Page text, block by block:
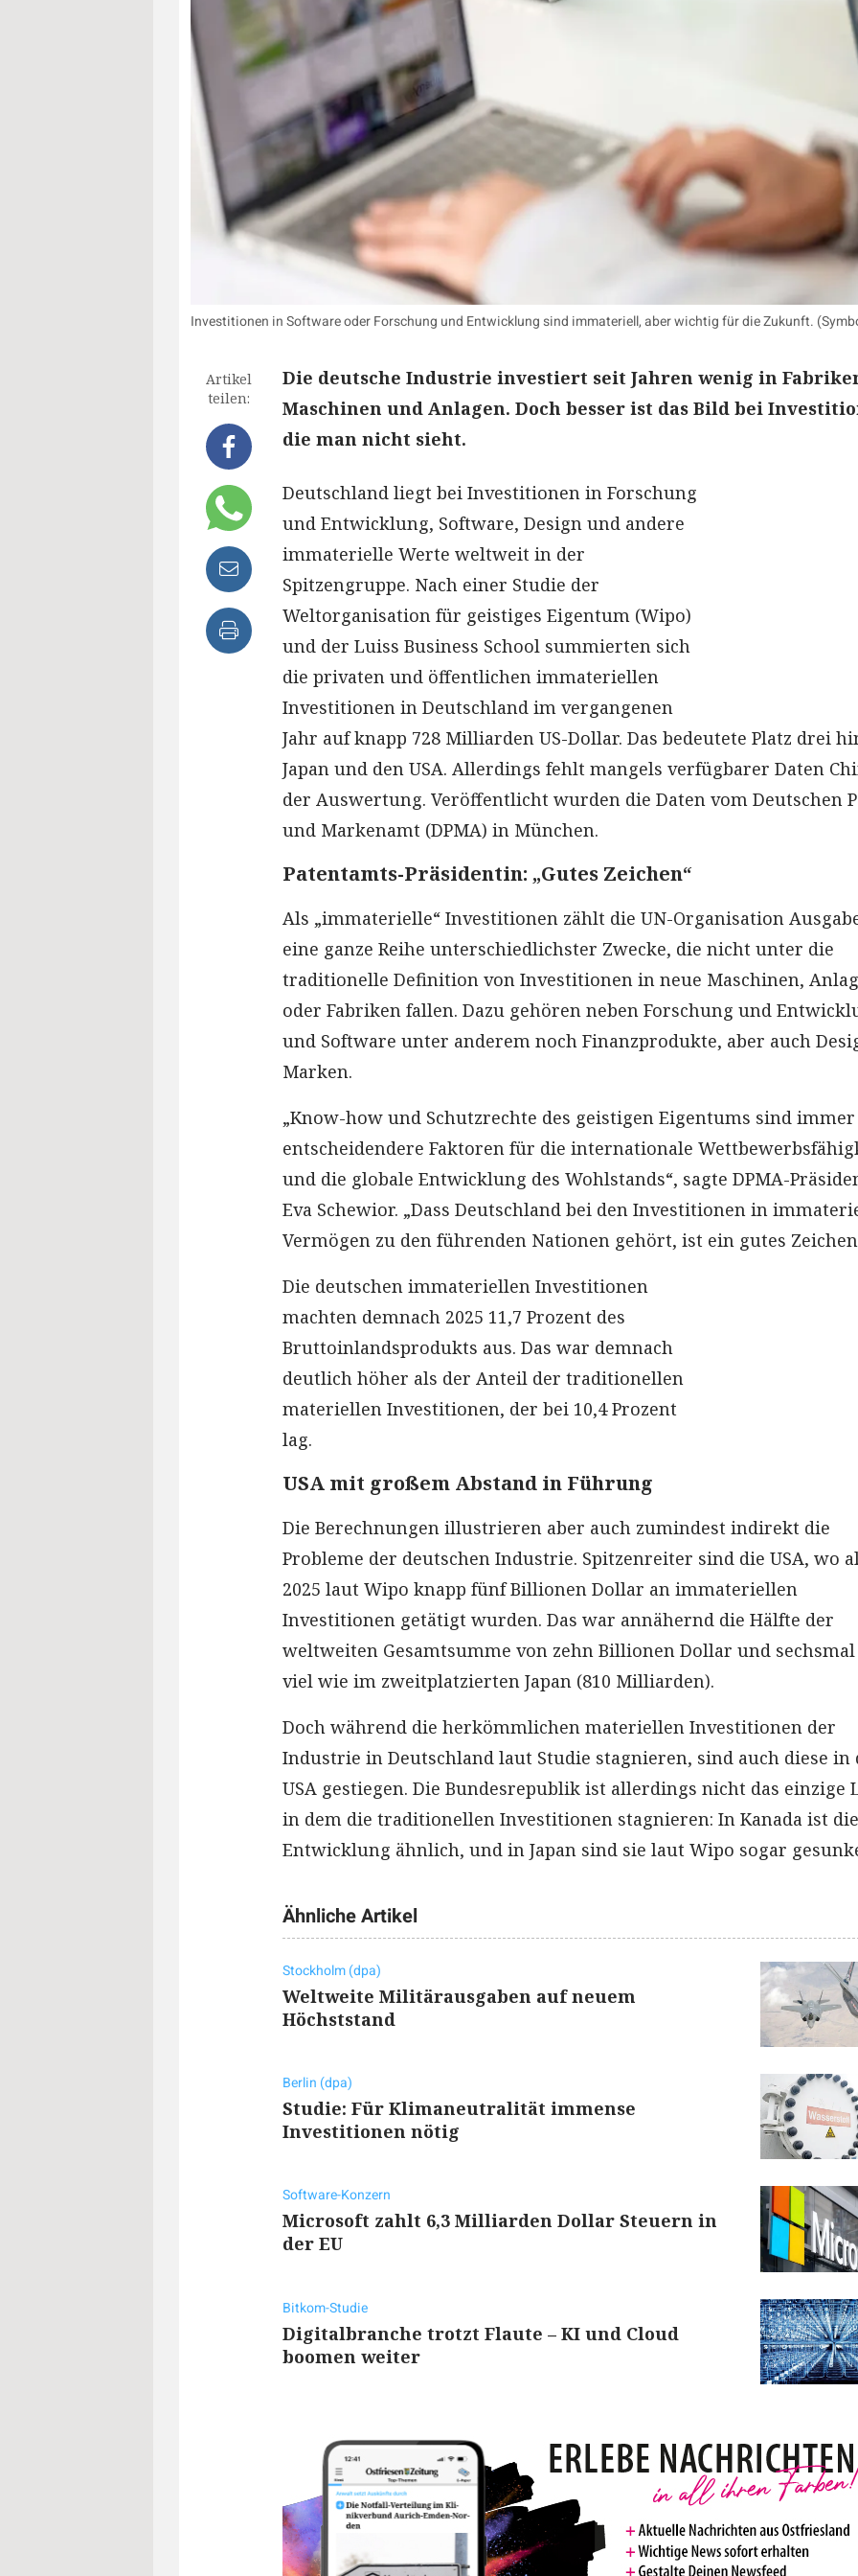
Investitionen in Software oder Forschung und Entwicklung sind immateriell, aber wichtig für die Zukunft.
Artikel
teilen:
Die deutsche Industrie investiert seit Jahren wenig in
Maschinen und Anlagen. Doch besser ist das Bild bei
die man nicht sieht.
Deutschland liegt bei Investitionen in Forschung
und Entwicklung, Software, Design und andere
immaterielle Werte weltweit in der
Spitzengruppe. Nach einer Studie der
Weltorganisation für geistiges Eigentum (Wipo)
und der Luiss Business School summierten sich
die privaten und öffentlichen immateriellen
Investitionen in Deutschland im vergangenen
Jahr auf knapp 728 Milliarden US-Dollar. Das bedeutete Platz drei
Japan und den USA. Allerdings fehlt mangels verfügbarer Daten
der Auswertung. Veröffentlicht wurden die Daten vom Deutschen
und Markenamt (DPMA) in München.
Patentamts-Präsidentin: „Gutes Zeichen“
Als „immaterielle“ Investitionen zählt die UN-Organisation
eine ganze Reihe unterschiedlichster Zwecke, die nicht unter die
traditionelle Definition von Investitionen in neue Maschinen,
oder Fabriken fallen. Dazu gehören neben Forschung und
und Software unter anderem noch Finanzprodukte, aber auch
Marken.
„Know-how und Schutzrechte des geistigen Eigentums sind immer
entscheidendere Faktoren für die internationale
und die globale Entwicklung des Wohlstands“, sagte DPMA-
Eva Schewior. „Dass Deutschland bei den Investitionen in
Vermögen zu den führenden Nationen gehört, ist ein gutes
Die deutschen immateriellen Investitionen
machten demnach 2025 11,7 Prozent des
Bruttoinlandsprodukts aus. Das war demnach
deutlich höher als der Anteil der traditionellen
materiellen Investitionen, der bei 10,4 Prozent
lag.
USA mit großem Abstand in Führung
Die Berechnungen illustrieren aber auch zumindest indirekt die
Probleme der deutschen Industrie. Spitzenreiter sind die USA, wo
2025 laut Wipo knapp fünf Billionen Dollar an immateriellen
Investitionen getätigt wurden. Das war annähernd die Hälfte der
weltweiten Gesamtsumme von zehn Billionen Dollar und sechsmal
viel wie im zweitplatzierten Japan (810 Milliarden).
Doch während die herkömmlichen materiellen Investitionen der
Industrie in Deutschland laut Studie stagnieren, sind auch diese in
USA gestiegen. Die Bundesrepublik ist allerdings nicht das einzige
in dem die traditionellen Investitionen stagnieren: In Kanada ist die
Entwicklung ähnlich, und in Japan sind sie laut Wipo sogar
Ähnliche Artikel
Stockholm (dpa)
Weltweite Militärausgaben auf neuem
Höchststand
Berlin (dpa)
Studie: Für Klimaneutralität immense
Investitionen nötig
Software-Konzern
Microsoft zahlt 6,3 Milliarden Dollar Steuern in
der EU
Bitkom-Studie
Digitalbranche trotzt Flaute – KI und Cloud
boomen weiter